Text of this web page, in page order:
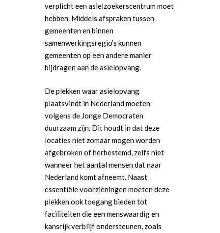
verplicht een asielzoekerscentrum moet
hebben. Middels afspraken tussen
gemeenten en binnen
samenwerkingsregio’s kunnen
gemeenten op een andere manier
bijdragen aan de asielopvang.
De plekken waar asielopvang
plaatsvindt in Nederland moeten
volgens de Jonge Democraten
duurzaam zijn. Dit houdt in dat deze
locaties niet zomaar mogen worden
afgebroken of herbestemd, zelfs niet
wanneer het aantal mensen dat naar
Nederland komt afneemt. Naast
essentiële voorzieningen moeten deze
plekken ook toegang bieden tot
faciliteiten die een menswaardig en
kansrijk verblijf ondersteunen, zoals
Word actief
Welkom bij de Jonge
Democraten!
Agenda
Standpunten
Moties en Politiek
Beginselen
Politiek
Internationaal